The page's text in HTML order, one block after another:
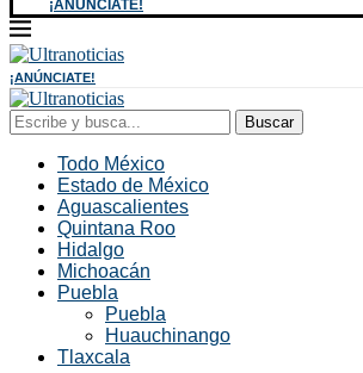
¡ANÚNCIATE!
¡ANÚNCIATE!
Buscar
Todo México
Estado de México
Aguascalientes
Quintana Roo
Hidalgo
Michoacán
Puebla
Puebla
Huauchinango
Tlaxcala